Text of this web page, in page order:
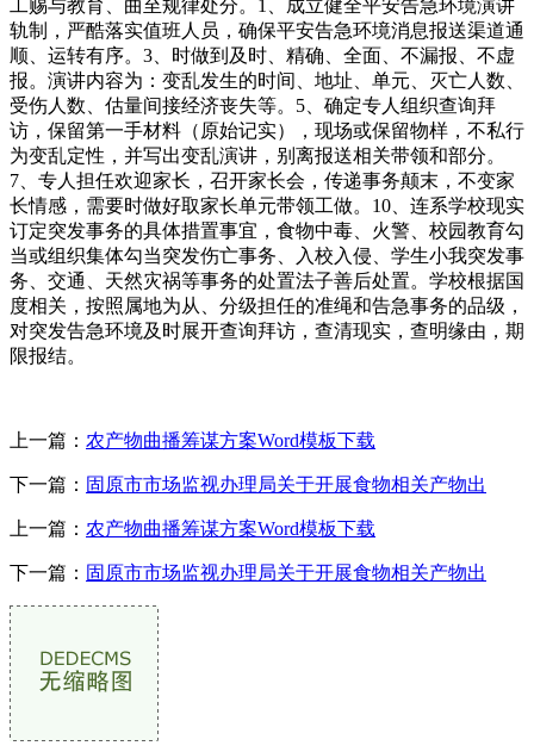
工赐与教育、曲至规律处分。1、成立健全平安告急环境演讲
轨制，严酷落实值班人员，确保平安告急环境消息报送渠道通
顺、运转有序。3、时做到及时、精确、全面、不漏报、不虚
报。演讲内容为：变乱发生的时间、地址、单元、灭亡人数、
受伤人数、估量间接经济丧失等。5、确定专人组织查询拜
访，保留第一手材料（原始记实），现场或保留物样，不私行
为变乱定性，并写出变乱演讲，别离报送相关带领和部分。
7、专人担任欢迎家长，召开家长会，传递事务颠末，不变家
长情感，需要时做好取家长单元带领工做。10、连系学校现实
订定突发事务的具体措置事宜，食物中毒、火警、校园教育勾
当或组织集体勾当突发伤亡事务、入校入侵、学生小我突发事
务、交通、天然灾祸等事务的处置法子善后处置。学校根据国
度相关，按照属地为从、分级担任的准绳和告急事务的品级，
对突发告急环境及时展开查询拜访，查清现实，查明缘由，期
限报结。
上一篇： 农产物曲播筹谋方案Word模板下载
下一篇： 固原市市场监视办理局关于开展食物相关产物出
上一篇： 农产物曲播筹谋方案Word模板下载
下一篇： 固原市市场监视办理局关于开展食物相关产物出